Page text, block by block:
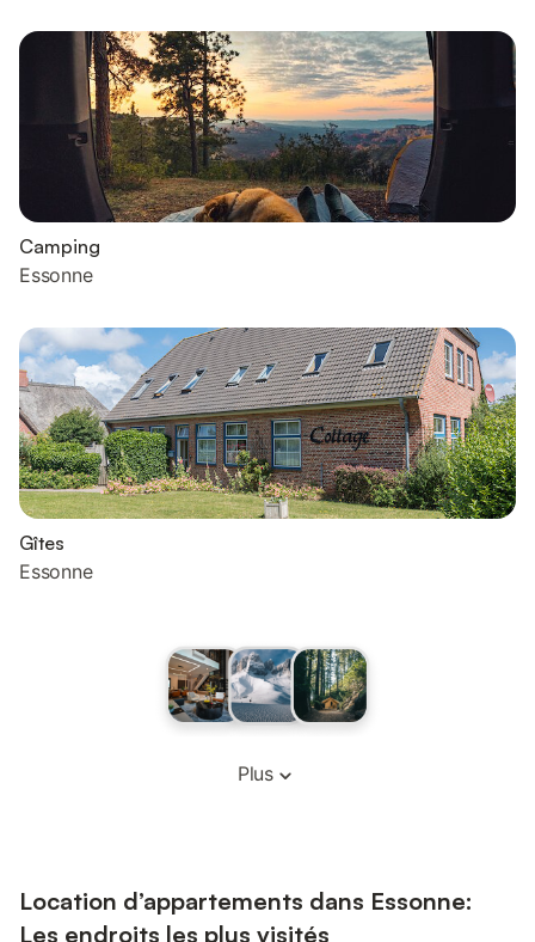
Camping
Essonne
Gîtes
Essonne
Plus
Location d’appartements dans Essonne:
Les endroits les plus visités